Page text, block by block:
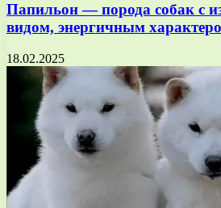
Папильон — порода собак с
видом, энергичным
18.02.2025